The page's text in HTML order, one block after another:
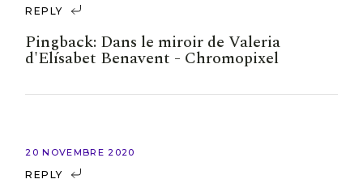
REPLY
Pingback: Dans le miroir de Valeria
d'Elísabet Benavent - Chromopixel
20 NOVEMBRE 2020
REPLY